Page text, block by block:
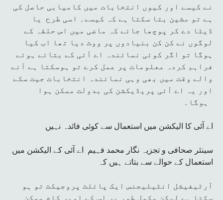
نے کیسے اور کیوں انتخابات میں کامیابی حاصل کی
ہے تو مشین بتا سکتا ہے کہ کیسے۔ اسی طرح یا
ڈیٹا دے کر پوچھا جائے کہ ماضی میں اس حلقہ کے
لوگوں نے کن کن بنیادوں پر ووٹ دیا تھا اب کیا
ہوگا تو اگر کوئی نمائندہ اے آئی کے بتائے ہوئے
فراہم کردہ معلومات پر عمل کرے تو ہوسکتا ہے آنے
والے وقت میں بھی وہی نمائندہ انتخابات جیت سکے
اور یہ اے آئی پریڈیکشن کی بدولت ممکن ہوا
اے آئی کا الیکشن میں استعمال سے کوئی فائدہ نہیں
سینئر صحافی و تجزیہ نگار محمد فہیم اے آئی کے الیکشن میں
استعمال کے حوالے سے بتاتے ہیں کہ
سکتا ہے لیکن مکمل طور پر اس کے اوپر کام ممکن